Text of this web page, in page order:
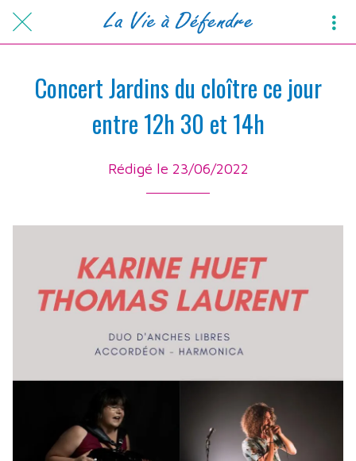
Concert Jardins du cloître ce jour
entre 12h 30 et 14h
Rédigé le 23/06/2022